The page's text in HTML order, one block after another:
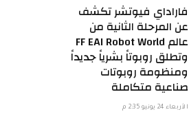
فاراداي فيوتشر تكشف
عن المرحلة الثانية من
عالم FF EAI Robot World
وتطلق روبوتاً بشرياً جديداً
ومنظومة روبوتات
صناعية متكاملة
الأربعاء 24 يونيو 2:35 م